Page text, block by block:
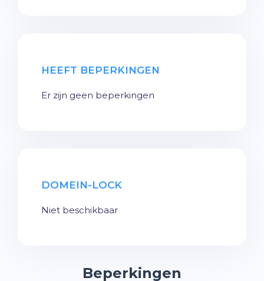
HEEFT BEPERKINGEN
Er zijn geen beperkingen
DOMEIN-LOCK
Niet beschikbaar
Beperkingen